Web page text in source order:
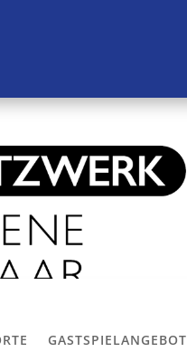
GASTSPIELANGEBOT